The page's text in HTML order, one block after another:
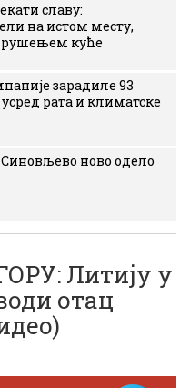
славу:
на истом месту,
куће
зарадиле 93
рата и климатске
ново одело
Литију у
отац